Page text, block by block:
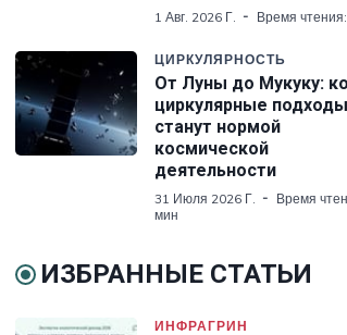
1 Авг. 2026 Г. Время
ЦИРКУЛЯРНОСТЬ
От Луны до Мукуку:
циркулярные подходы
станут нормой
космической
деятельности
31 Июля 2026 Г.
Время
мин
ИЗБРАННЫЕ СТАТЬИ
ИНФРАГРИН